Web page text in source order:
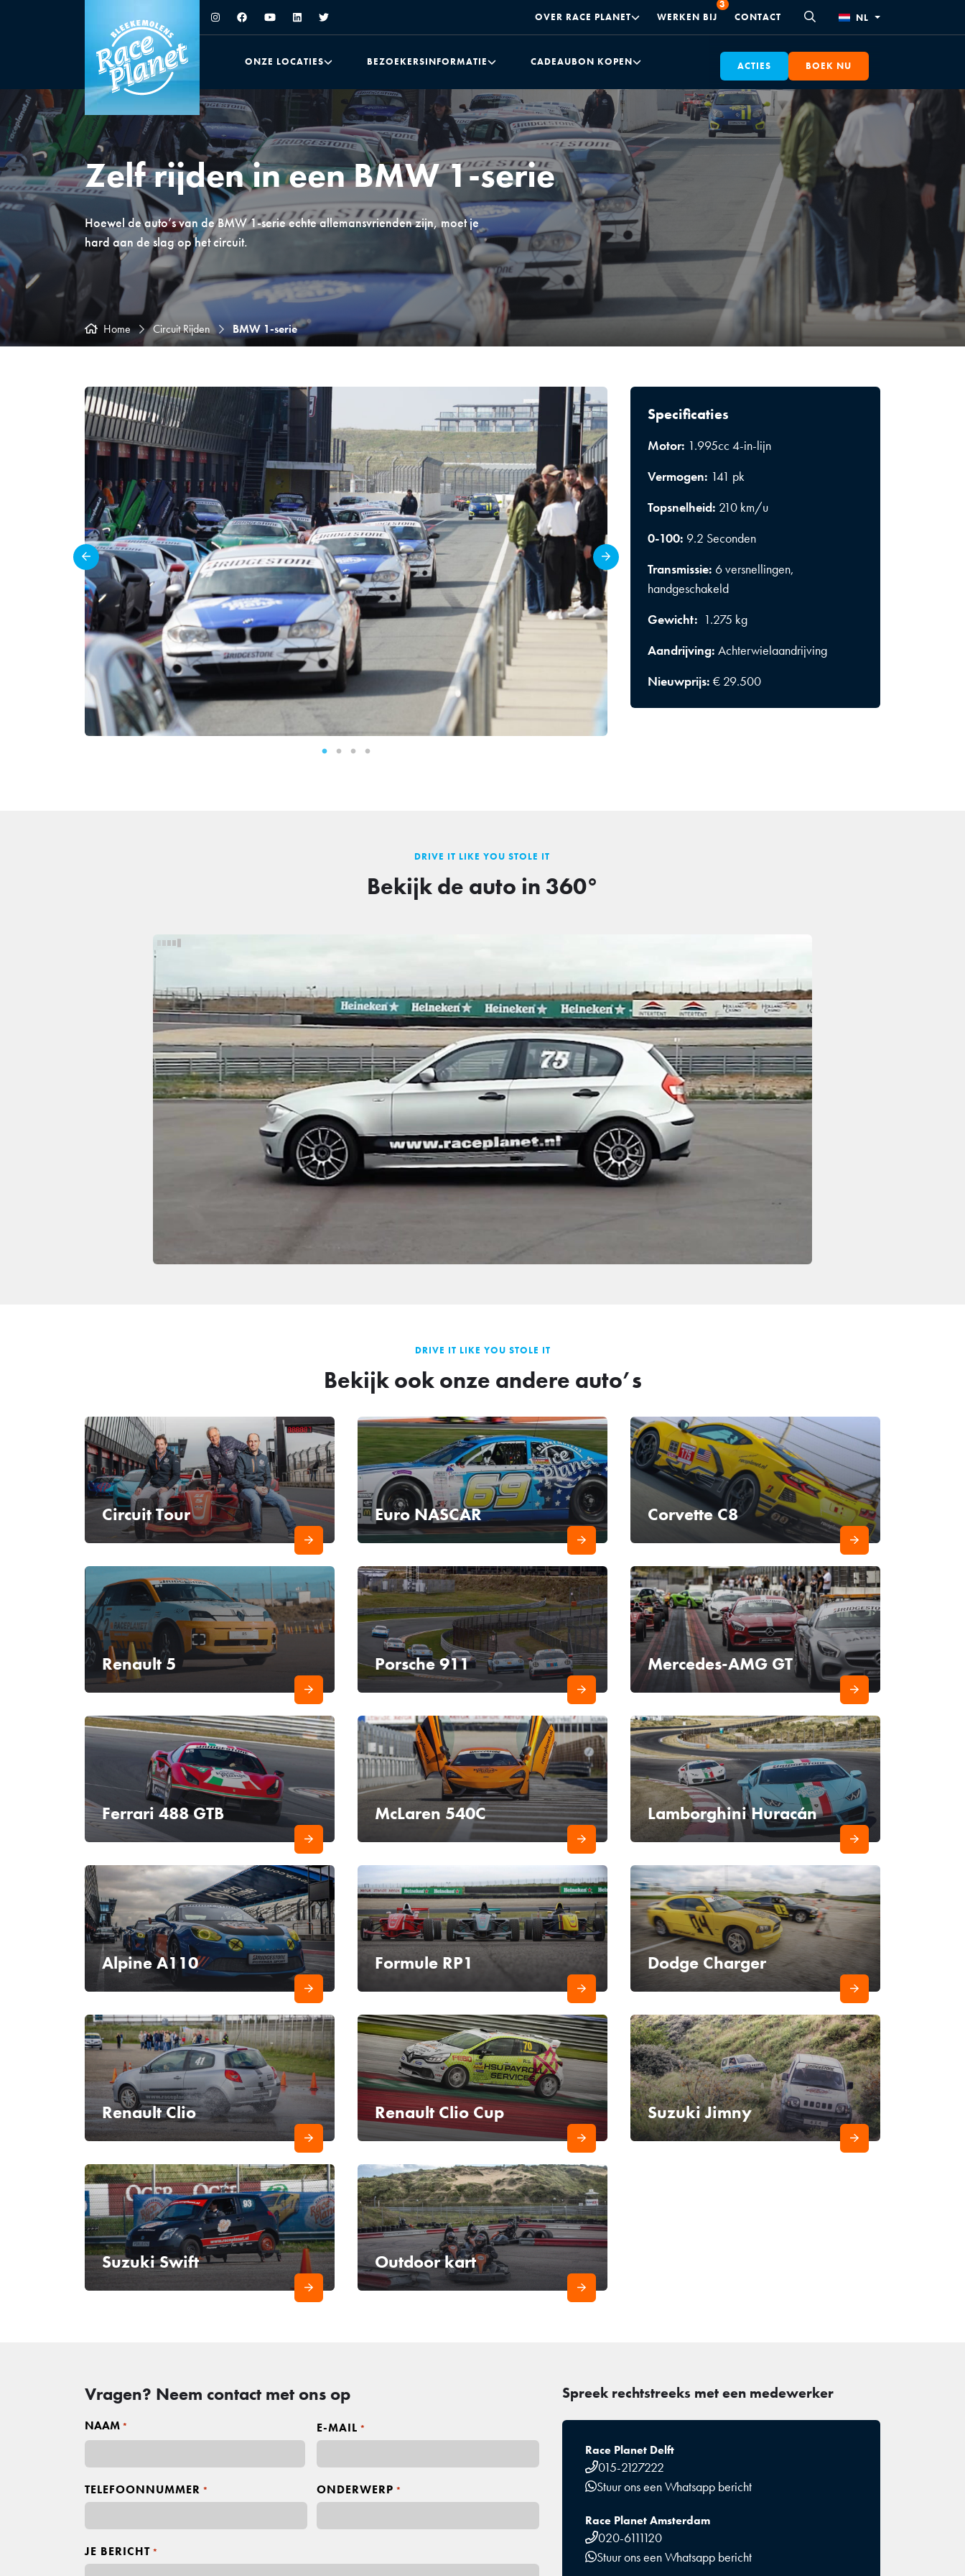
OVER RACE PLANET WERKEN BIJ CONTACT NL
ONZE LOCATIES BEZOEKERSINFORMATIE CADEAUBON KOPEN ACTIES BOEK NU
Zelf rijden in een BMW 1-serie
Hoewel de auto’s van de BMW 1-serie echte allemansvrienden zijn, moet je
hard aan de slag op het circuit.
Home Circuit Rijden BMW 1-serie
Specificaties
Motor: 1.995cc 4-in-lijn
Vermogen: 141 pk
Topsnelheid: 210 km/u
0-100: 9.2 Seconden
Transmissie: 6 versnellingen,
handgeschakeld
Gewicht: 1.275 kg
Aandrijving: Achterwielaandrijving
Nieuwprijs: € 29.500
DRIVE IT LIKE YOU STOLE IT
Bekijk de auto in 360°
DRIVE IT LIKE YOU STOLE IT
Bekijk ook onze andere auto’s
Circuit Tour Euro NASCAR Corvette C8
Renault 5 Porsche 911 Mercedes-AMG GT
Ferrari 488 GTB McLaren 540C Lamborghini Huracán
Alpine A110 Formule RP1 Dodge Charger
Renault Clio Renault Clio Cup Suzuki Jimny
Suzuki Swift Outdoor kart
Vragen? Neem contact met ons op
NAAM *
o
o
a
a
m
E-MAIL *
TELEFOONNUMMER * ONDERWERP *
JE BERICHT *
Spreek rechtstreeks met een medewerker
Race Planet Delft
015-2127222
Stuur ons een Whatsapp bericht
Race Planet Amsterdam
020-6111120
Stuur ons een Whatsapp bericht